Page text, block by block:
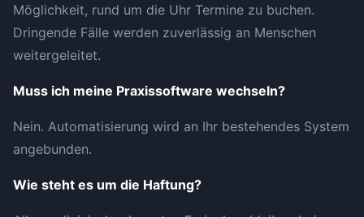
Möglichkeit, rund um die Uhr Termine zu buchen.
Dringende Fälle werden zuverlässig an Menschen
weitergeleitet.
Muss ich meine Praxissoftware wechseln?
Nein. Automatisierung wird an Ihr bestehendes System
angebunden.
Wie steht es um die Haftung?